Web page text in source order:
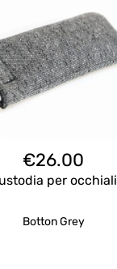
€26.00
per occhiali
Botton Grey